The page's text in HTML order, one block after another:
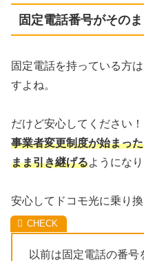
固定電話番号がその
固定電話を持っている方
すよね。
だけど安心してください！
事業者変更制度が始まっ
まま引き継げるようになり
安心してドコモ光に乗り
以前は固定電話の番